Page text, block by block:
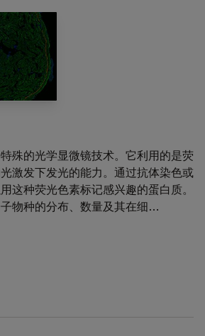
殊的光学显微镜技术。它利用的是荧
激发下发光的能力。通过抗体染色或
这种荧光色素标记感兴趣的蛋白质。
物种的分布、数量及其在细…